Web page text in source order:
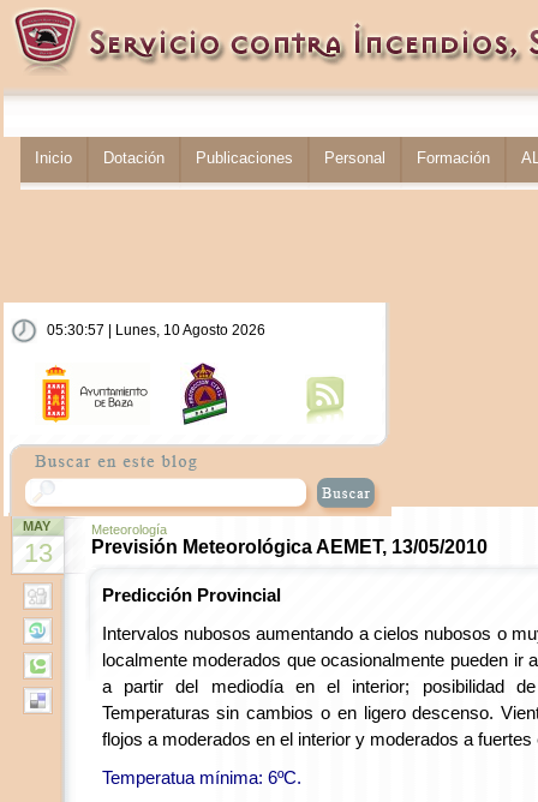
Inicio Dotación Publicaciones Personal Formación
05:30:57 | Lunes, 10 Agosto 2026
MAY
13
Meteorología
Previsión Meteorológica AEMET, 13/05/2010
Predicción Provincial
Intervalos nubosos aumentando a cielos nubosos o
localmente moderados que ocasionalmente pueden ir
a partir del mediodía en el interior; posibilidad
Temperaturas sin cambios o en ligero descenso.
flojos a moderados en el interior y moderados a fuertes
Temperatua mínima: 6ºC.